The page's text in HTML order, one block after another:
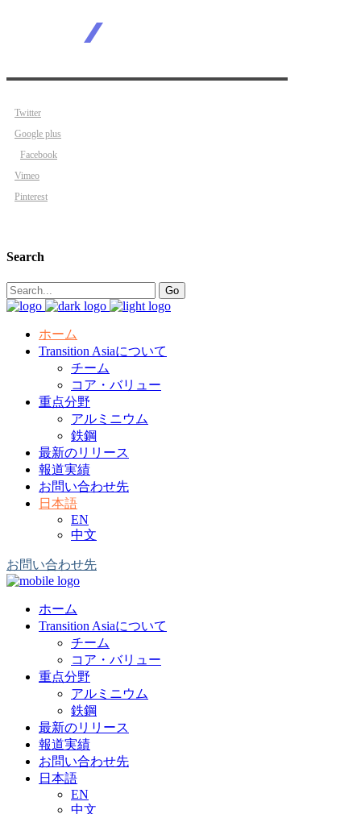
Twitter
Google plus
Facebook
Vimeo
Pinterest
Search
Search
for:
Go
ホーム
Transition Asiaについて
チーム
コア・バリュー
重点分野
アルミニウム
鉄鋼
最新のリリース
報道実績
お問い合わせ先
日本語
EN
中文
お問い合わせ先
ホーム
Transition Asiaについて
チーム
コア・バリュー
重点分野
アルミニウム
鉄鋼
最新のリリース
報道実績
お問い合わせ先
日本語
EN
中文